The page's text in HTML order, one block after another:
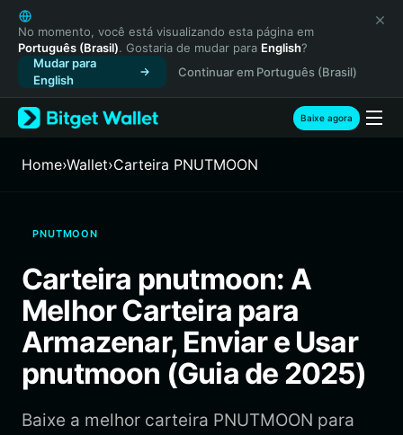
English
日本語
Tiếng Việt
Русский
Español (Latinoamérica)
Türkçe
Français
繁體中文
Bahasa Indonesia
ภาษาไทย
Español
Português (Brasil)
No momento, você está visualizando esta página em
Português (Brasil). Gostaria de mudar para English?
Mudar para
English
Continuar em Português (Brasil)
Baixe agora
Home›Wallet›Carteira PNUTMOON
PNUTMOON
Carteira pnutmoon: A
Melhor Carteira para
Armazenar, Enviar e Usar
pnutmoon (Guia de 2025)
Baixe a melhor carteira PNUTMOON para